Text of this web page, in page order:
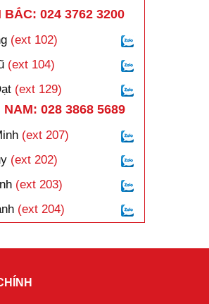
BẮC: 024 3762 3200
(ext 102)
(ext 104)
(ext 129)
NAM: 028 3868 5689
(ext 207)
(ext 202)
(ext 203)
(ext 204)